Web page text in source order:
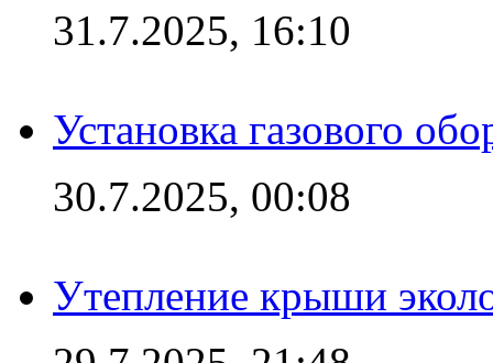
31.7.2025, 16:10
Установка газового
30.7.2025, 00:08
Утепление крыши